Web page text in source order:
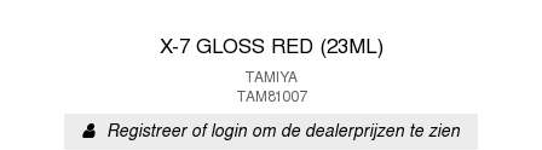
X-7 GLOSS RED (23ML)
TAMIYA
TAM81007
Registreer of login om de dealerprijzen te zien